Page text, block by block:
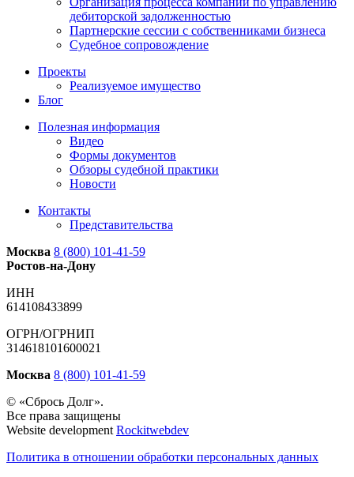
дебиторской задолженностью
Партнерские сессии с собственниками бизнеса
Судебное сопровождение
Проекты
Реализуемое имущество
Блог
Полезная информация
Видео
Формы документов
Обзоры судебной практики
Новости
Контакты
Представительства
Москва 8 (800) 101-41-59
Ростов-на-Дону
ИНН
614108433899
ОГРН/ОГРНИП
314618101600021
Москва 8 (800) 101-41-59
© «Сбрось Долг».
Все права защищены
Website development Rockitwebdev
Политика в отношении обработки персональных данных